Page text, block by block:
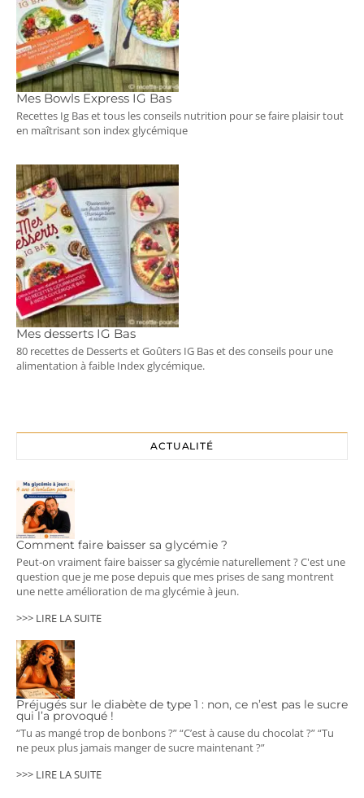
Mes Bowls Express IG Bas
Recettes Ig Bas et tous les conseils nutrition pour se faire plaisir tout
en maîtrisant son index glycémique
Mes desserts IG Bas
80 recettes de Desserts et Goûters IG Bas et des conseils pour une
alimentation à faible Index glycémique.
ACTUALITÉ
Comment faire baisser sa glycémie ?
Peut-on vraiment faire baisser sa glycémie naturellement ? C'est une
question que je me pose depuis que mes prises de sang montrent
une nette amélioration de ma glycémie à jeun.
>>> LIRE LA SUITE
Préjugés sur le diabète de type 1 : non, ce n’est pas le sucre
qui l’a provoqué !
“Tu as mangé trop de bonbons ?” “C’est à cause du chocolat ?” “Tu
ne peux plus jamais manger de sucre maintenant ?”
>>> LIRE LA SUITE